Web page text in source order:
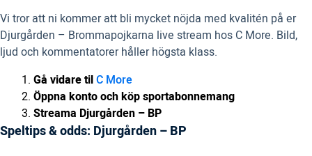
Vi tror att ni kommer att bli mycket nöjda med kvalitén på er
Djurgården – Brommapojkarna live stream hos C More. Bild,
ljud och kommentatorer håller högsta klass.
Gå vidare tilC More
Öppna konto och köp sportabonnemang
Streama Djurgården – BP
Speltips & odds: Djurgården – BP